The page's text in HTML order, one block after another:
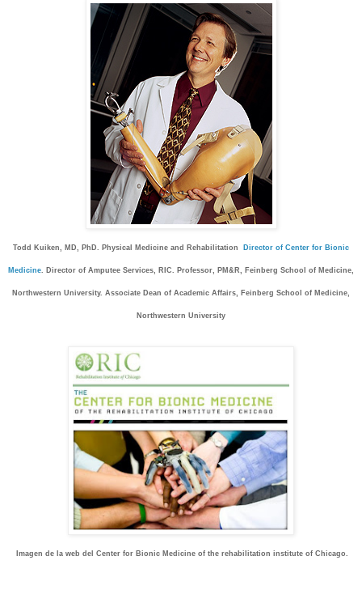
Todd Kuiken, MD, PhD. Physical Medicine and Rehabilitation Director of Center for Bionic
Medicine. Director of Amputee Services, RIC. Professor, PM&R, Feinberg School of Medicine,
Northwestern University. Associate Dean of Academic Affairs, Feinberg School of Medicine,
Northwestern University
Imagen de la web del Center for Bionic Medicine of the rehabilitation institute of Chicago.